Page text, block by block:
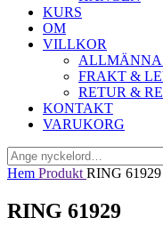
KURS
OM
VILLKOR
FRAKT &
RETUR &
KONTAKT
VARUKORG
Sök
efter:
Hem Produkt RING 61929
RING 61929